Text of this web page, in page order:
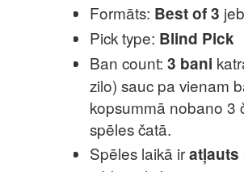
Formāts: Best of 3
Pick type: Blind Pick
Ban count: 3 bani
zilo) sauc pa vienam
kopsummā nobano 3
spēles čatā.
Spēles laikā iratļauts